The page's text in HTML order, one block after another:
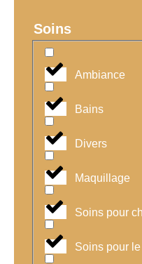
Soins
Ambiance
Bains
Divers
Maquillage
Soins pour
Soins pour